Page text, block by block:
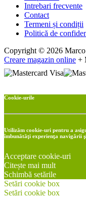
Intrebari frecvente
Contact
Termeni și condiții
Politică de
Copyright © 2026
Creare magazin online +
Cookie-urile
Utilizăm cookie-uri pentru a
îmbunătăţi experienţa navigării
Acceptare cookie-uri
Citește mai mult
Schimbă setările
Setări cookie box
Setări cookie box